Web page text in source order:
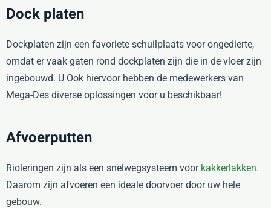
Dock platen
Dockplaten zijn een favoriete schuilplaats voor ongedierte,
omdat er vaak gaten rond dockplaten zijn die in de vloer zijn
ingebouwd. U Ook hiervoor hebben de medewerkers van
Mega-Des diverse oplossingen voor u beschikbaar!
Afvoerputten
Rioleringen zijn als een snelwegsysteem voor kakkerlakken.
Daarom zijn afvoeren een ideale doorvoer door uw hele
gebouw.